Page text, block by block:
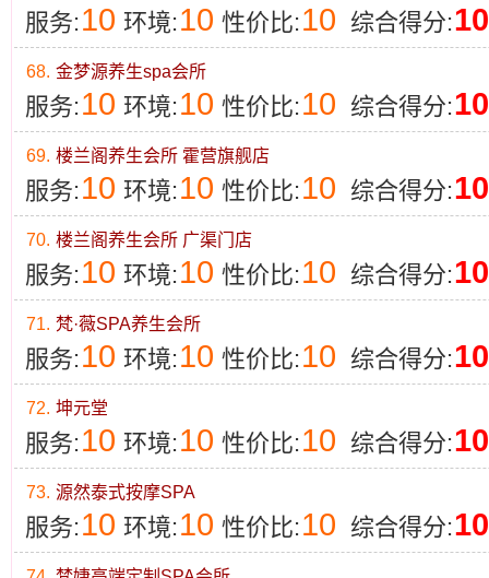
服务: 10 环境: 10 性价比: 10 综合得分:10
68. 金梦源养生spa会所
服务: 10 环境: 10 性价比: 10 综合得分:10
69. 楼兰阁养生会所 霍营旗舰店
服务: 10 环境: 10 性价比: 10 综合得分:10
70. 楼兰阁养生会所 广渠门店
服务: 10 环境: 10 性价比: 10 综合得分:10
71. 梵·薇SPA养生会所
服务: 10 环境: 10 性价比: 10 综合得分:10
72. 坤元堂
服务: 10 环境: 10 性价比: 10 综合得分:10
73. 源然泰式按摩SPA
服务: 10 环境: 10 性价比: 10 综合得分:10